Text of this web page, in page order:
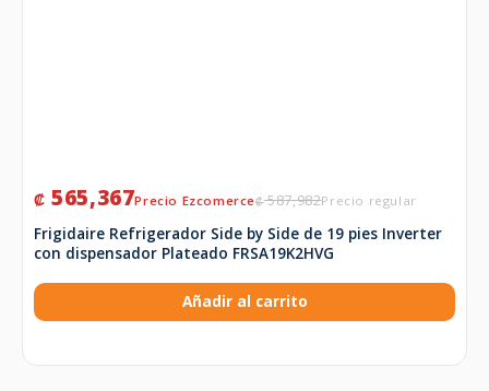
₡587,982
₡ 565,367
Frigidaire Refrigerador Side by Side de 19 pies Inverter
con dispensador Plateado FRSA19K2HVG
Añadir al carrito